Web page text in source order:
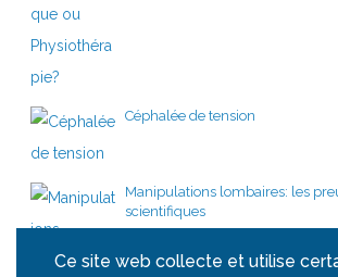
Céphalée de tension
Manipulations lombaires: les
scientifiques
Ce site web collecte et utilise